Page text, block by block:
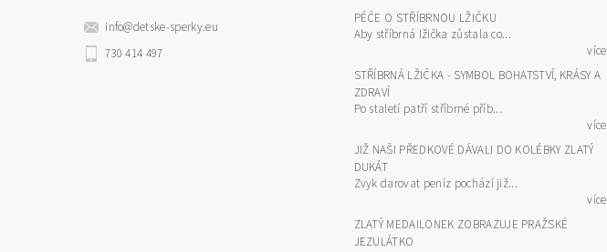
info@detske-sperky.eu
730 414 497
PÉČE O STŘÍBRNOU LŽIČKU
Aby stříbrná lžička zůstala co...
více
STŘÍBRNÁ LŽIČKA - SYMBOL BOHATSTVÍ, KRÁSY A
ZDRAVÍ
Po staletí patří stříbrné příb...
více
JIŽ NAŠI PŘEDKOVÉ DÁVALI DO KOLÉBKY ZLATÝ
DUKÁT
Zvyk darovat peníz pochází již...
více
ZLATÝ MEDAILONEK ZOBRAZUJE PRAŽSKÉ
JEZULÁTKO